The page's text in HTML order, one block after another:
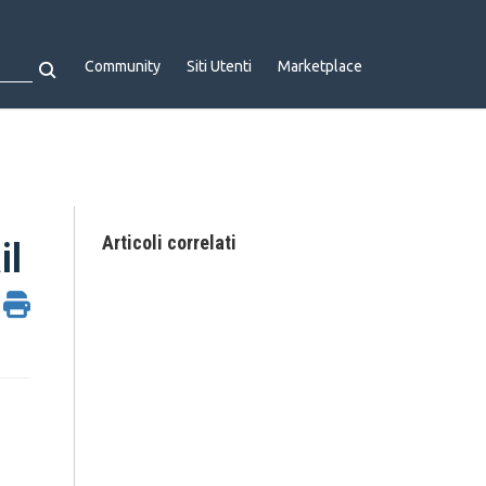
Community Siti Utenti Marketplace
Articoli correlati